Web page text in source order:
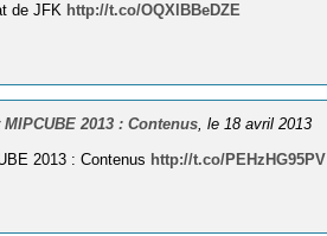
de JFK http://t.co/OQXlBBeDZE
MIPCUBE 2013 : Contenus , le 18 avril 2013
2013 : Contenus http://t.co/PEHzHG95PV